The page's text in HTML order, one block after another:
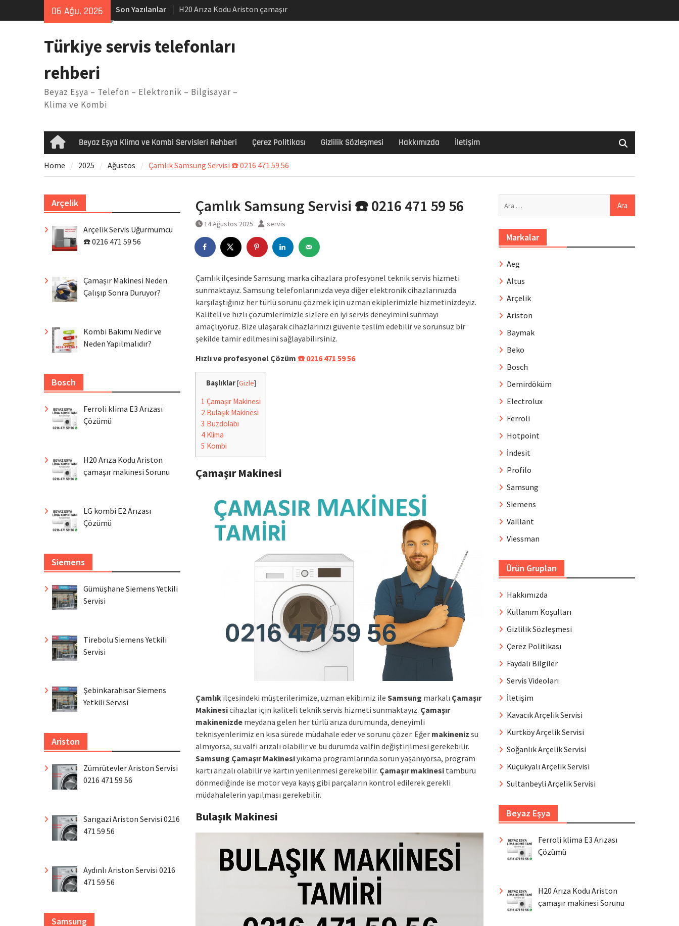
06 Ağu, 2026 Son Yazılanlar
H20 Arıza Kodu Ariston çamaşır
makinesi Sorunu
Arçelik buzdolabı F5 Hatası Çözüm
Ferroli klima E3 Arızası Çözümü
Türkiye servis telefonları
rehberi
Beyaz Eşya – Telefon – Elektronik – Bilgisayar –
Klima ve Kombi
HomeBeyaz Eşya Klima ve Kombi Servisleri Rehberi Çerez Politikası Gizlilik Sözleşmesi Hakkımızda İletişim
Home 2025 Ağustos Çamlık Samsung Servisi ☎️ 0216 471 59 56
Çamlık Samsung Servisi ☎️ 0216 471 59 56
14 Ağustos 2025 servis
Çamlık ilçesinde Samsung marka cihazlara profesyonel teknik servis hizmeti
sunmaktayız. Samsung telefonlarınızda veya diğer elektronik cihazlarınızda
karşılaştığınız her türlü sorunu çözmek için uzman ekiplerimizle hizmetinizdeyiz.
Kaliteli ve hızlı çözümlerimizle sizlere en iyi servis deneyimini sunmayı
amaçlıyoruz. Bize ulaşarak cihazlarınızı güvenle teslim edebilir ve sorunsuz bir
şekilde tamir edilmesini sağlayabilirsiniz.
Hızlı ve profesyonel Çözüm ☎️ 0216 471 59 56
Başlıklar [Gizle]
1 Çamaşır Makinesi
2 Bulaşık Makinesi
3 Buzdolabı
4 Klima
5 Kombi
Çamaşır Makinesi
Çamlık ilçesindeki müşterilerimize, uzman ekibimiz ile Samsung markalı Çamaşır
Makinesicihazlar için kaliteli teknik servis hizmeti sunmaktayız. Çamaşır
makinenizde meydana gelen her türlü arıza durumunda, deneyimli
teknisyenlerimiz en kısa sürede müdahale eder ve sorunu çözer. Eğer makineniz su
almıyorsa, su valfi arızalı olabilir ve bu durumda valfin değiştirilmesi gerekebilir.
Samsung Çamaşır Makinesiyıkama programlarında sorun yaşanıyorsa, program
kartı arızalı olabilir ve kartın yenilenmesi gerekebilir. Çamaşır makinesi tamburu
dönmediğinde ise motor veya kayış gibi parçaların kontrol edilerek gerekli
müdahalelerin yapılması gerekebilir.
Bulaşık Makinesi
Markalar
Aeg
Altus
Arçelik
Ariston
Baymak
Beko
Bosch
Demirdöküm
Electrolux
Ferroli
Hotpoint
İndesit
Profilo
Samsung
Siemens
Vaillant
Viessman
Ürün Grupları
Hakkımızda
Kullanım Koşulları
Gizlilik Sözleşmesi
Çerez Politikası
Faydalı Bilgiler
Servis Videoları
İletişim
Kavacık Arçelik Servisi
Kurtköy Arçelik Servisi
Soğanlık Arçelik Servisi
Küçükyalı Arçelik Servisi
Sultanbeyli Arçelik Servisi
Beyaz Eşya
Ferroli klima E3 Arızası
Çözümü
H20 Arıza Kodu Ariston
çamaşır makinesi Sorunu
Arçelik
Arçelik Servis Uğurmumcu
☎️ 0216 471 59 56
Çamaşır Makinesi Neden
Çalışıp Sonra Duruyor?
Kombi Bakımı Nedir ve
Neden Yapılmalıdır?
Bosch
Ferroli klima E3 Arızası
Çözümü
H20 Arıza Kodu Ariston
çamaşır makinesi Sorunu
LG kombi E2 Arızası
Çözümü
Siemens
Gümüşhane Siemens Yetkili
Servisi
Tirebolu Siemens Yetkili
Servisi
Şebinkarahisar Siemens
Yetkili Servisi
Ariston
Zümrütevler Ariston Servisi
0216 471 59 56
Sarıgazi Ariston Servisi 0216
471 59 56
Aydınlı Ariston Servisi 0216
471 59 56
Samsung